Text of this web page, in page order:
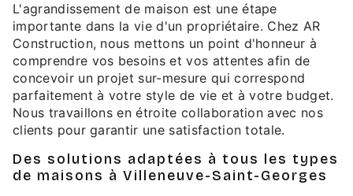
L'agrandissement de maison est une étape
importante dans la vie d'un propriétaire. Chez AR
Construction, nous mettons un point d'honneur à
comprendre vos besoins et vos attentes afin de
concevoir un projet sur-mesure qui correspond
parfaitement à votre style de vie et à votre budget.
Nous travaillons en étroite collaboration avec nos
clients pour garantir une satisfaction totale.
Des solutions adaptées à tous les types
de maisons à Villeneuve-Saint-Georges